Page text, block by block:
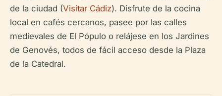
de la ciudad (Visitar Cádiz). Disfrute de la cocina
local en cafés cercanos, pasee por las calles
medievales de El Pópulo o relájese en los Jardines
de Genovés, todos de fácil acceso desde la Plaza
de la Catedral.